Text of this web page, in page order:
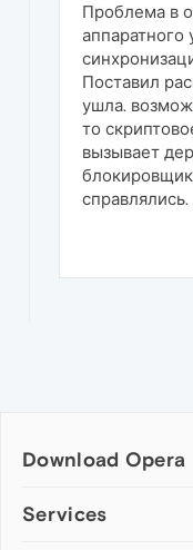
Проблема в
аппаратного
Поставил
ушла.
то
вызывает
справлялись.
Download Opera
Computer browsers
Services